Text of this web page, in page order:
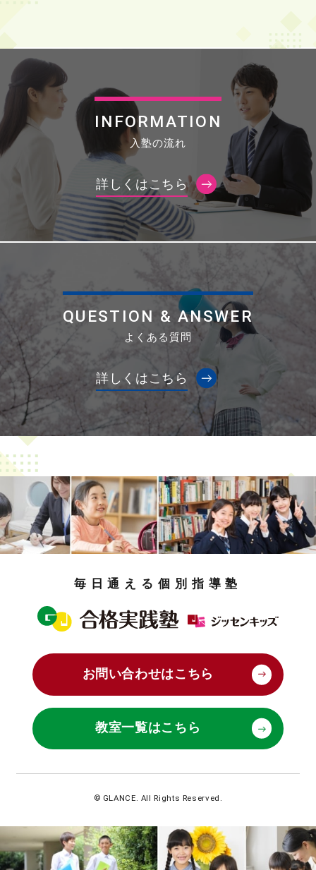
INFORMATION
入塾の流れ
詳しくはこちら
QUESTION & ANSWER
よくある質問
詳しくはこちら
毎日通える個別指導塾
お問い合わせはこちら
教室一覧はこちら
© GLANCE. All Rights Reserved.